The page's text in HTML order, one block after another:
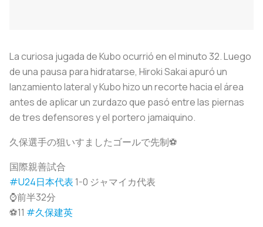
La curiosa jugada de Kubo ocurrió en el minuto 32. Luego
de una pausa para hidratarse, Hiroki Sakai apuró un
lanzamiento lateral y Kubo hizo un recorte hacia el área
antes de aplicar un zurdazo que pasó entre las piernas
de tres defensores y el portero jamaiquino.
久保選手の狙いすましたゴールで先制⚽️
国際親善試合
#U24日本代表 1-0 ジャマイカ代表
⌚️前半32分
⚽️11 #久保建英